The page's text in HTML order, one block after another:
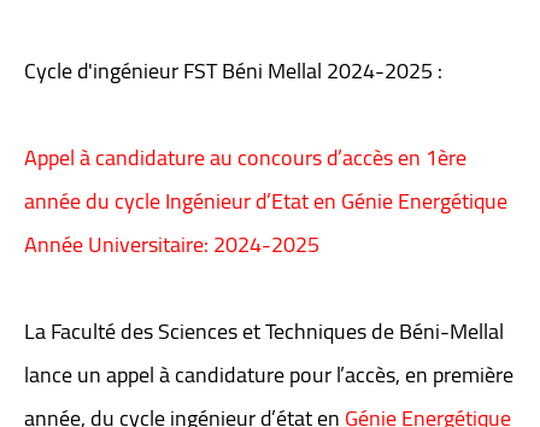
Cycle d'ingénieur FST Béni Mellal 2024-2025 :
Appel à candidature au concours d’accès en 1ère
année du cycle Ingénieur d’Etat en Génie Energétique
Année Universitaire: 2024-2025
La Faculté des Sciences et Techniques de Béni-Mellal
lance un appel à candidature pour l’accès, en première
année, du cycle ingénieur d’état enGénie Energétique